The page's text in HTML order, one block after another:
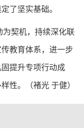
了坚实基础。
契机，持续深化联
教育体系，进一步
提升专项行动成
性。（褚光 于健）